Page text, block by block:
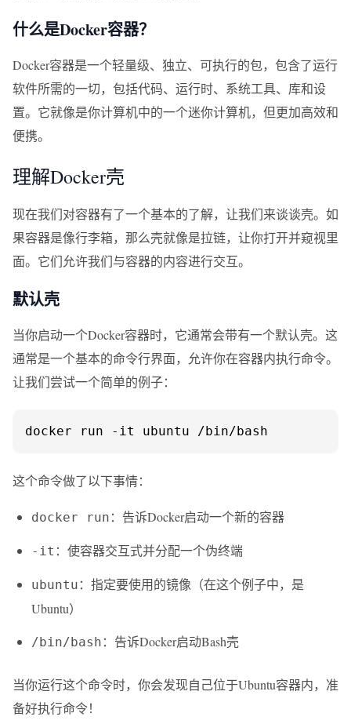
什么是Docker容器？
Docker容器是一个轻量级、独立、可执行的包，包含了运行
软件所需的一切，包括代码、运行时、系统工具、库和设
置。它就像是你计算机中的一个迷你计算机，但更加高效和
便携。
理解Docker壳
现在我们对容器有了一个基本的了解，让我们来谈谈壳。如
果容器是像行李箱，那么壳就像是拉链，让你打开并窥视里
面。它们允许我们与容器的内容进行交互。
默认壳
当你启动一个Docker容器时，它通常会带有一个默认壳。这
通常是一个基本的命令行界面，允许你在容器内执行命令。
让我们尝试一个简单的例子：
docker run -it ubuntu /bin/bash
这个命令做了以下事情：
docker run ：告诉Docker启动一个新的容器
-it ：使容器交互式并分配一个伪终端
ubuntu ：指定要使用的镜像（在这个例子中，是
Ubuntu）
/bin/bash ：告诉Docker启动Bash壳
当你运行这个命令时，你会发现自己位于Ubuntu容器内，准
备好执行命令！